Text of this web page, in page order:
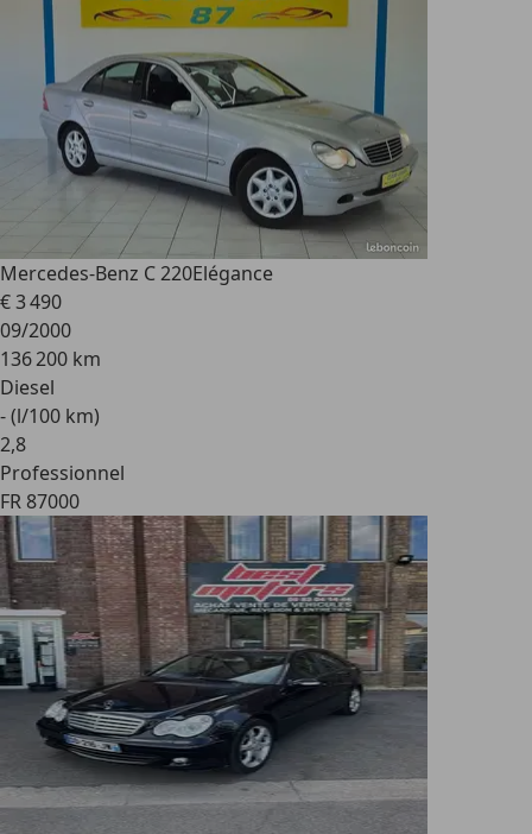
Mercedes-Benz C 220Elégance
€ 3 490
09/2000
136 200 km
Diesel
- (l/100 km)
2,8
Professionnel
FR 87000